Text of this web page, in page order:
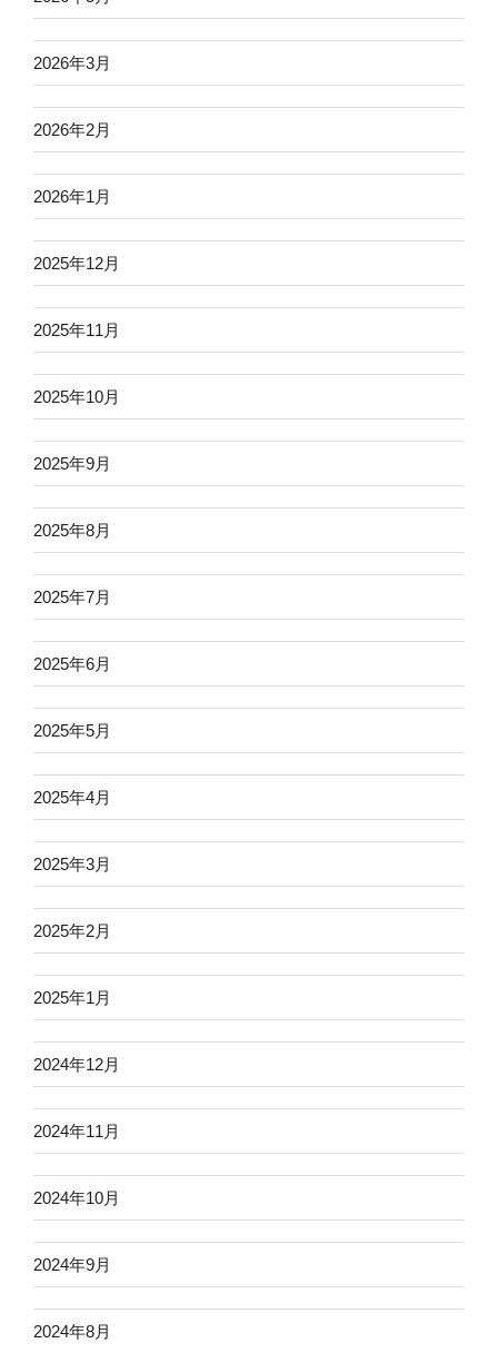
2026年3月
2026年2月
2026年1月
2025年12月
2025年11月
2025年10月
2025年9月
2025年8月
2025年7月
2025年6月
2025年5月
2025年4月
2025年3月
2025年2月
2025年1月
2024年12月
2024年11月
2024年10月
2024年9月
2024年8月